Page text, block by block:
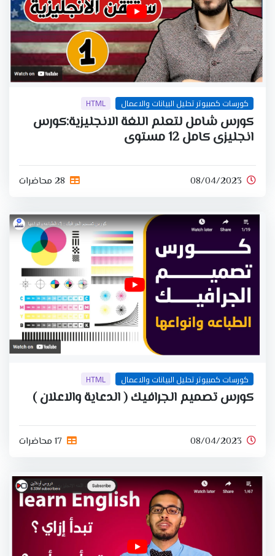
كورسات كمبيوتر تحليل البيانات والاعمال HTML
كورس شامل لتعلم اللغة الانجليزية:كورس
انجليزى كامل 12 مستوى
08/04/2023 28 محاضرات
كورسات كمبيوتر تحليل البيانات والاعمال HTML
كورس تصميم الجرافيك ( الدعاية والاعلان )
08/04/2023 17 محاضرات